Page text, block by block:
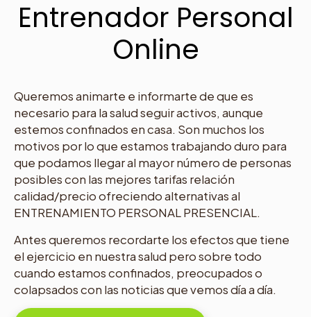
Entrenador Personal
Online
Queremos animarte e informarte de que es
necesario para la salud seguir activos, aunque
estemos confinados en casa. Son muchos los
motivos por lo que estamos trabajando duro para
que podamos llegar al mayor número de personas
posibles con las mejores tarifas relación
calidad/precio ofreciendo alternativas al
ENTRENAMIENTO PERSONAL PRESENCIAL.
Antes queremos recordarte los efectos que tiene
el ejercicio en nuestra salud pero sobre todo
cuando estamos confinados, preocupados o
colapsados con las noticias que vemos día a día.